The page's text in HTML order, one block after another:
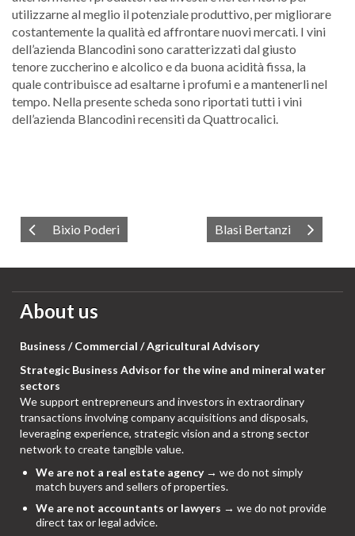
utilizzarne al meglio il potenziale produttivo, per migliorare
costantemente la qualità ed affrontare nuovi mercati. I vini
dell’azienda Blancodini sono caratterizzati dal giusto
tenore zuccherino e alcolico e da buona acidità fissa, la
quale contribuisce ad esaltarne i profumi e a mantenerli nel
tempo. Nella presente scheda sono riportati tutti i vini
dell’azienda Blancodini recensiti da Quattrocalici.
Bixio Poderi Blasi Bertanzi
About us
Business / Commercial / Agricultural Advisory
Strategic Business Advisor for the wine and mineral water
sectors
We support entrepreneurs and investors in extraordinary
transactions involving company acquisitions and disposals,
leveraging experience, strategic vision and a strong sector
network to create tangible value.
We are not a real estate agency→ we do not simply
match buyers and sellers of properties.
We are not accountants or lawyers → we do not provide
direct tax or legal advice.